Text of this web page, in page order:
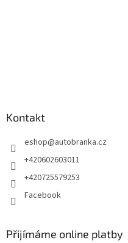
Kontakt
eshop@autobranka.cz
+420602603011
+420725579253
Facebook
Přijímáme online platby